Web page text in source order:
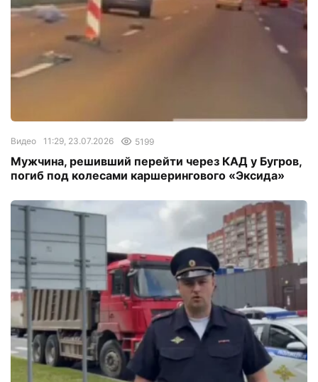
Видео 11:29, 23.07.2026 5199
Мужчина, решивший перейти через КАД у Бугров,
погиб под колесами каршерингового «Эксида»